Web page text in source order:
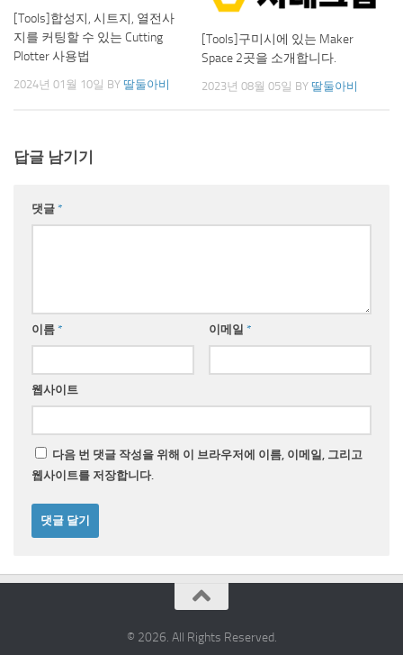
[Tools]합성지, 시트지, 열전사
지를 커팅할 수 있는 Cutting
Plotter 사용법
2024년 01월 10일 BY 딸둘아비
[Tools]구미시에 있는 Maker
Space 2곳을 소개합니다.
2023년 08월 05일 BY 딸둘아비
답글 남기기
댓글 *
이름 * 이메일 *
웹사이트
다음 번 댓글 작성을 위해 이 브라우저에 이름, 이메일, 그리고
웹사이트를 저장합니다.
© 2026. All Rights Reserved.